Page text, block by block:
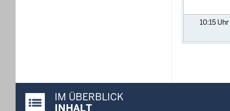
10:15 Uhr
Justiz-Portal im Überblick:
IM ÜBERBLICK
INHALT